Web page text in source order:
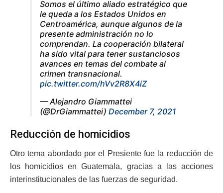
Somos el último aliado estratégico que
le queda a los Estados Unidos en
Centroamérica, aunque algunos de la
presente administración no lo
comprendan. La cooperación bilateral
ha sido vital para tener sustanciosos
avances en temas del combate al
crimen transnacional.
pic.twitter.com/hVv2R8X4iZ
— Alejandro Giammattei
(@DrGiammattei) December 7, 2021
Reducción de homicidios
Otro tema abordado por el Presiente fue la reducción de
los homicidios en Guatemala, gracias a las acciones
interinstitucionales de las fuerzas de seguridad.